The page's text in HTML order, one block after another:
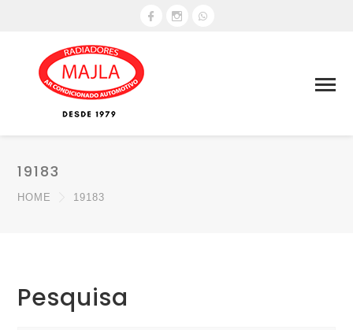
19183
HOME 19183
Pesquisa